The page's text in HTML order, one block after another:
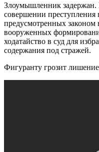
Злоумышленник
совершении преступления
предусмотренных
вооруженных
ходатайство в суд для
содержания под стражей.
Фигуранту грозит